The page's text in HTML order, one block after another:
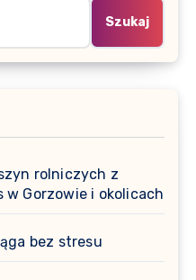
Szukaj
rolniczych z
Gorzowie i okolicach
bez stresu